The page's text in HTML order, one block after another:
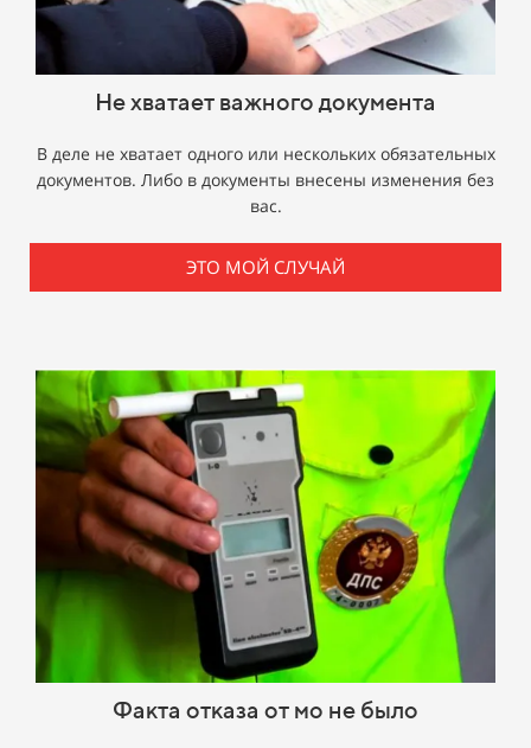
Не хватает важного документа
В деле не хватает одного или нескольких обязательных
документов. Либо в документы внесены изменения без
вас.
ЭТО МОЙ СЛУЧАЙ
Факта отказа от мо не было